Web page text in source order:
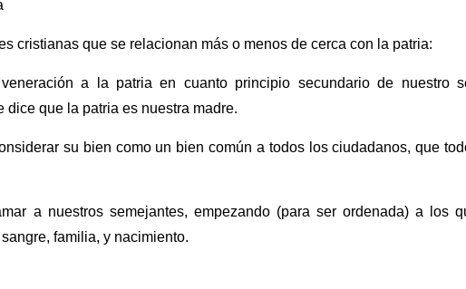
cristianas que se relacionan más o menos de cerca con la patria:
a la patria en cuanto principio secundario de nuestro
que la patria es nuestra madre.
su bien como un bien común a todos los ciudadanos, que
a nuestros semejantes, empezando (para ser ordenada) a los
familia, y nacimiento.